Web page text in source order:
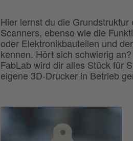
Hier lernst du die
Scanners, ebenso wie die
oder Elektronikbauteilen und
kennen. Hört sich schwierig
FabLab wird dir alles Stück für
eigene 3D-Drucker in Betrieb